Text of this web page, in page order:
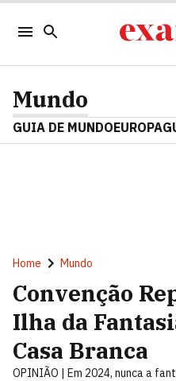
Mundo
GUIA DE MUNDOEUROPA
Home Mundo
Convenção
Ilha da
Casa Branca
OPINIÃO | Em 2024, nunca a